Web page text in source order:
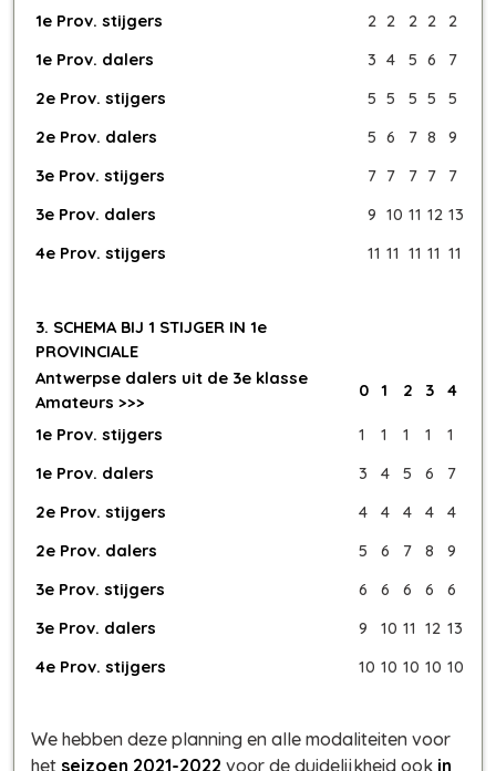
1e Prov. stijgers 2 2 2 2
2
1e Prov. dalers
3 4 5 6
7
2e Prov. stijgers
5 5 5 5
5
2e Prov. dalers
5 6 7 8
9
3e Prov. stijgers
7 7 7 7
7
3e Prov. dalers
9 10 11 12 13
4e Prov. stijgers
11 11 11 11 11
3. SCHEMA BIJ 1 STIJGER IN 1e
PROVINCIALE
Antwerpse dalers uit de 3e klasse
Amateurs >>>
0 1 2 3 4
1e Prov. stijgers 1 1 1 1
1
1e Prov. dalers
3 4 5 6
7
2e Prov. stijgers
4 4 4 4
4
2e Prov. dalers
5 6 7 8
9
3e Prov. stijgers
6 6 6 6
6
3e Prov. dalers
9 10 11 12 13
4e Prov. stijgers
10 10 10 10 10
We hebben deze planning en alle modaliteiten voor
het seizoen 2021-2022 voor de duidelijkheid ook in